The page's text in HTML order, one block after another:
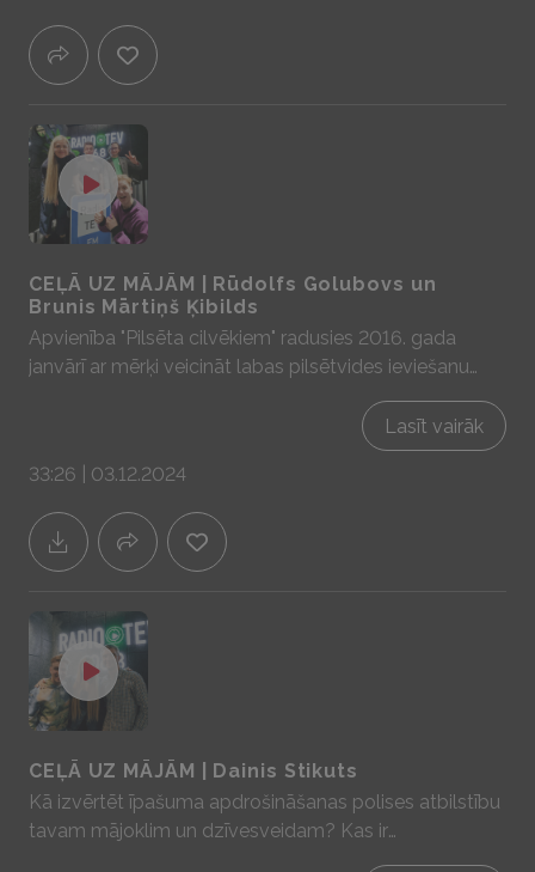
CEĻĀ UZ MĀJĀM | Rūdolfs Golubovs un
Brunis Mārtiņš Ķibilds
Apvienība "Pilsēta cilvēkiem" radusies 2016. gada
janvārī ar mērķi veicināt labas pilsētvides ieviešanu
Rīgā un citās Latvijas pilsētās. Sarunā ar Rūdolfu un
Bruni Mārtiņu iedrošinām ikvienu no mums
aizdomāties kā mēs katrs varam uzlabot vidi, kurā
dzīvojam. Sadarbībā ar YIT Latvija - mājas prātam un
sajūtām! www.yit.lv
Lasīt vairāk
33:26 | 03.12.2024
CEĻĀ UZ MĀJĀM | Dainis Stikuts
Kā izvērtēt īpašuma apdrošināšanas polises atbilstību
tavam mājoklim un dzīvesveidam? Kas ir
apdrošinātāja un kas - īpašnieka atbildība veiksmīgi